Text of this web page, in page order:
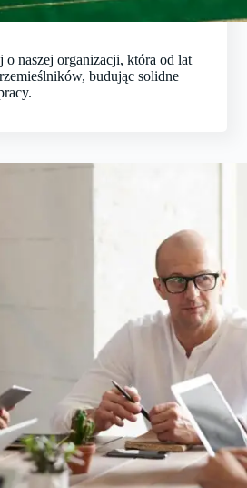
o naszej organizacji, która od lat
budując solidne